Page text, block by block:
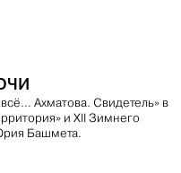
Ахматова. Свидетель» в
и ХII Зимнего
Башмета.